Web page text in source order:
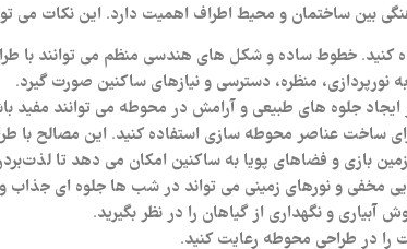
بین ساختمان و محیط اطراف اهمیت دارد. این نکات می‌
کنید. خطوط ساده و شکل‌ های هندسی منظم می‌ توانند با
نورپردازی، منظره، دسترسی و نیازهای ساکنین صورت گیرد.
ایجاد جلوه‌ های طبیعی و آرامش در محوطه می‌ توانند مفید
ساخت عناصر محوطه‌ سازی استفاده کنید. این مصالح با
زمین‌ بازی و فضاهای پویا به ساکنین امکان می‌ دهد تا
مخفی و نورهای زمینی می‌ تواند در شب‌ ها جلوه‌ ای
آبیاری و نگهداری از گیاهان را در نظر بگیرید.
را در طراحی محوطه رعایت کنید.